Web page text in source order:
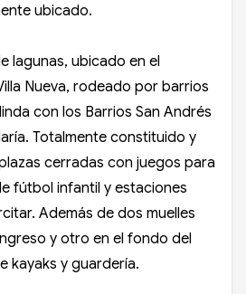
ubicado.
lagunas, ubicado en el
Nueva, rodeado por barrios
con los Barrios San Andrés
Totalmente constituido y
cerradas con juegos para
fútbol infantil y estaciones
Además de dos muelles
y otro en el fondo del
kayaks y guardería.